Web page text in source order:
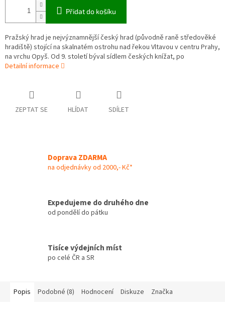
Přidat do košíku
Pražský hrad je nejvýznamnější český hrad (původně raně středověké
hradiště) stojící na skalnatém ostrohu nad řekou Vltavou v centru Prahy,
na vrchu Opyš. Od 9. století býval sídlem českých knížat, po
Detailní informace
ZEPTAT SE HLÍDAT SDÍLET
Doprava ZDARMA
na odjednávky od 2000,- Kč*
Expedujeme do druhého dne
od pondělí do pátku
Tisíce výdejních míst
po celé ČR a SR
Popis Podobné (8) Hodnocení Diskuze Značka